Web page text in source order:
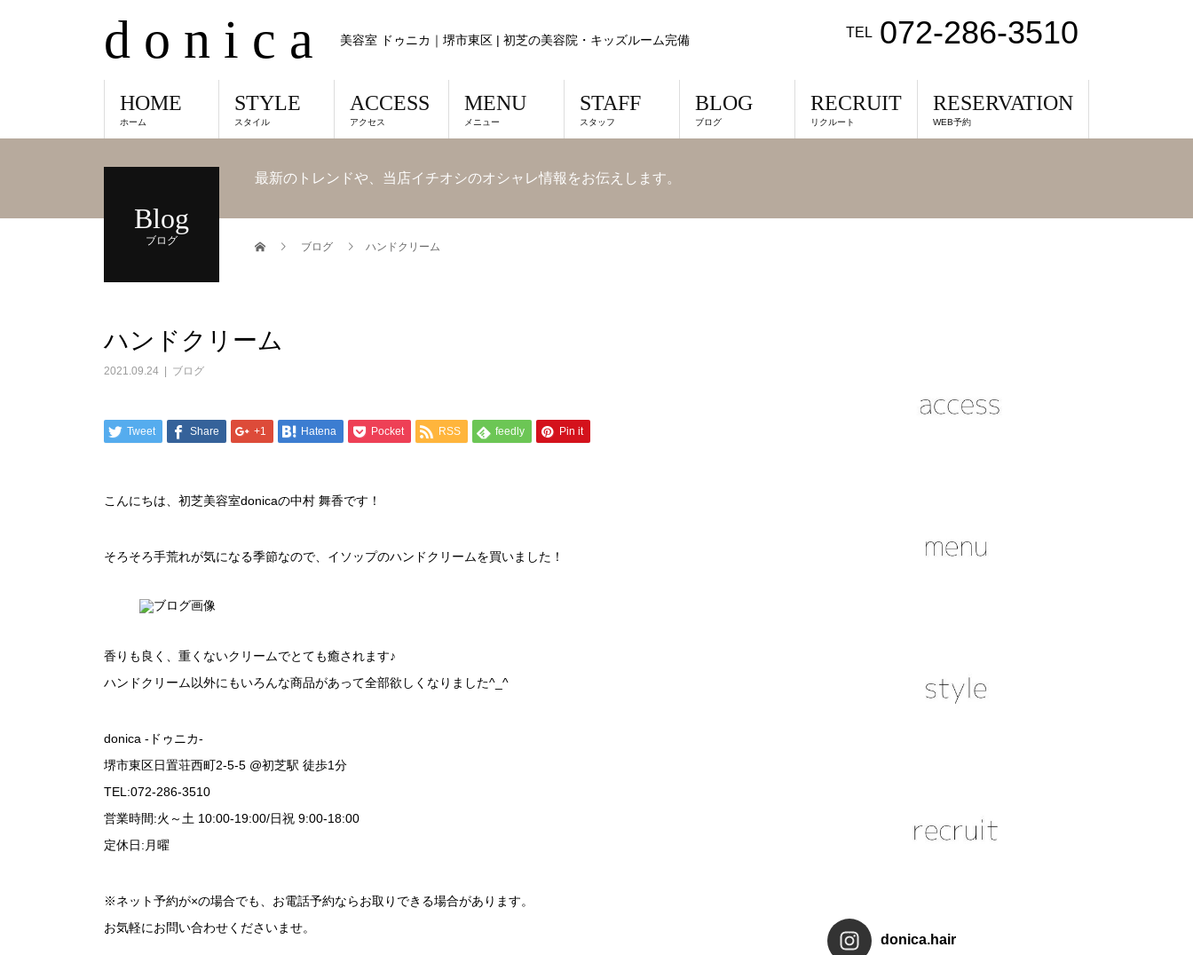
d o n i c a 美容室 ドゥニカ｜堺市東区 | 初芝の美容院・キッズルーム完備 TEL 072-286-3510
HOME
ホーム
STYLE
スタイル
ACCESS
アクセス
MENU
メニュー
STAFF
スタッフ
BLOG
ブログ
RECRUIT
リクルート
RESERVATION
WEB予約
Blog
ブログ
最新のトレンドや、当店イチオシのオシャレ情報をお伝えします。
ブログ ハンドクリーム
ハンドクリーム
2021.09.24 ブログ
Tweet Share +1 Hatena Pocket RSS feedly Pin it
こんにちは、初芝美容室donicaの中村 舞香です！
そろそろ手荒れが気になる季節なので、イソップのハンドクリームを買いました！
香りも良く、重くないクリームでとても癒されます♪
ハンドクリーム以外にもいろんな商品があって全部欲しくなりました^_^
donica -ドゥニカ-
堺市東区日置荘西町2-5-5 @初芝駅 徒歩1分
TEL:072-286-3510
営業時間:火～土 10:00-19:00/日祝 9:00-18:00
定休日:月曜
※ネット予約が×の場合でも、お電話予約ならお取りできる場合があります。
お気軽にお問い合わせくださいませ。
donica.hair